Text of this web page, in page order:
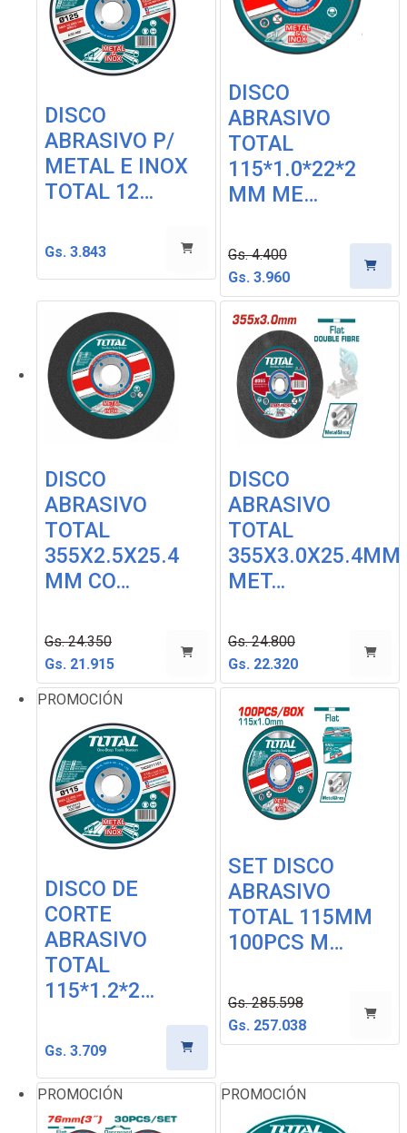
DISCO
ABRASIVO P/
METAL E INOX
TOTAL 12…
Gs. 3.843
DISCO
ABRASIVO
TOTAL
115*1.0*22*2
MM ME…
Gs. 4.400
Gs. 3.960
DISCO
ABRASIVO
TOTAL
355X2.5X25.4
MM CO…
Gs. 24.350
Gs. 21.915
DISCO
ABRASIVO
TOTAL
355X3.0X25.4MM
MET…
Gs. 24.800
Gs. 22.320
PROMOCIÓN
DISCO DE
CORTE
ABRASIVO
TOTAL
115*1.2*2…
Gs. 3.709
SET DISCO
ABRASIVO
TOTAL 115MM
100PCS M…
Gs. 285.598
Gs. 257.038
PROMOCIÓN PROMOCIÓN